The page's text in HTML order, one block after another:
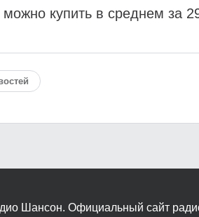
можно купить в среднем за
Шансон. Официальный сайт